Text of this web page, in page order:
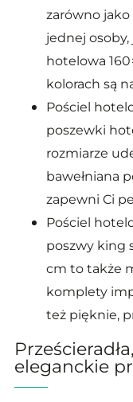
zarówno jako
jednej osoby,
hotelowa
kolorach są
Pościel
poszewki
rozmiarze
bawełniana
zapewni Ci
Pościel
poszwy king
cm to także
komplety
też pięknie,
eleganckie